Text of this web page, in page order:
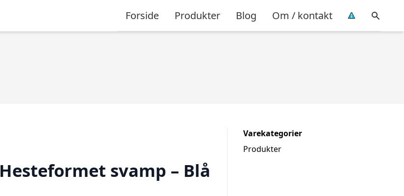
Forside Produkter Blog Om / kontakt
Hesteformet svamp – Blå
Varekategorier
Produkter